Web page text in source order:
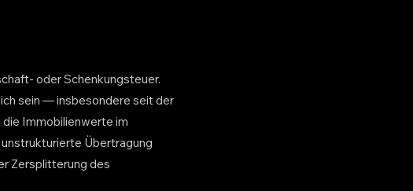
oder Schenkungsteuer.
sein — insbesondere seit der
Immobilienwerte im
Übertragung
Zersplitterung des